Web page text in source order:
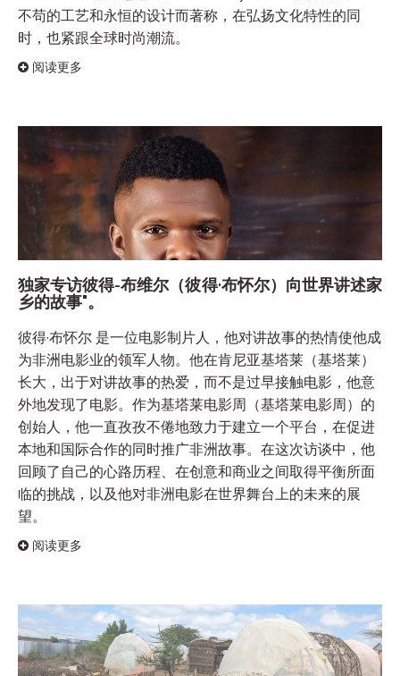
不苟的工艺和永恒的设计而著称，在弘扬文化特性的同
时，也紧跟全球时尚潮流。
阅读更多
独家专访彼得-布维尔（彼得·布怀尔）向世界讲述家
乡的故事"。
彼得·布怀尔 是一位电影制片人，他对讲故事的热情使他成
为非洲电影业的领军人物。他在肯尼亚基塔莱（基塔莱）
长大，出于对讲故事的热爱，而不是过早接触电影，他意
外地发现了电影。作为基塔莱电影周（基塔莱电影周）的
创始人，他一直孜孜不倦地致力于建立一个平台，在促进
本地和国际合作的同时推广非洲故事。在这次访谈中，他
回顾了自己的心路历程、在创意和商业之间取得平衡所面
临的挑战，以及他对非洲电影在世界舞台上的未来的展
望。
阅读更多